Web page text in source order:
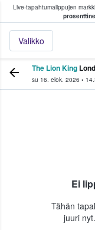
Live-tapahtumalippujen
Valikko
fanit ostavat
The Lion King
su 16. elok. 2026 •
Ei
Tähän
juuri